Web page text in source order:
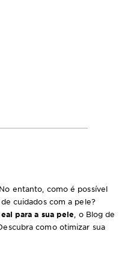
entanto, como é possível
cuidados com a pele?
para a sua pele , o Blog de
como otimizar sua